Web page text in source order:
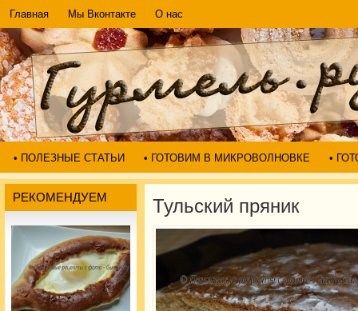
Главная Мы Вконтакте О нас
• ПОЛЕЗНЫЕ СТАТЬИ • ГОТОВИМ В МИКРОВОЛНОВКЕ •
РЕКОМЕНДУЕМ Тульский пряник